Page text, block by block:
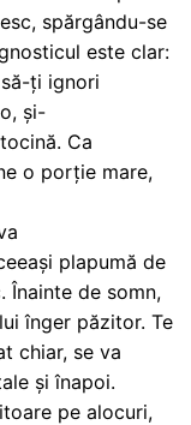
spărgându-se
este clar:
ți ignori
și-
Ca
o porție mare,
plapumă de
Înainte de somn,
înger păzitor. Te
chiar, se va
și înapoi.
pe alocuri,